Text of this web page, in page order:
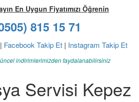
En Uygun Fiyatımızı Öğrenin
815 15 71
Facebook Takip Et| Instagram Takip Et
indirimlerimizden faydalanabilirsiniz
Servisi Kepez